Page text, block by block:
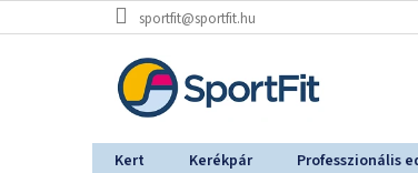
a
sportfit@sportfit.hu
Kert Kerékpár Professzionális